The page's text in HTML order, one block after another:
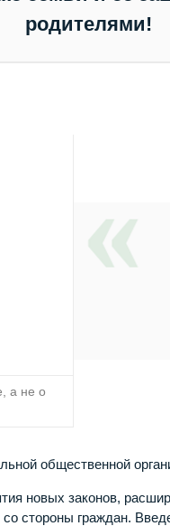
родителями!
а не о
общественной
новых законов,
стороны граждан.